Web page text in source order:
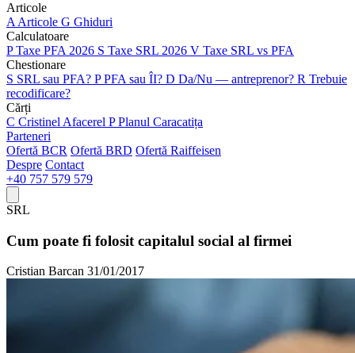
Articole
A Articole G Ghiduri
Calculatoare
PTaxe PFA 2026 S Taxe SRL 2026 V Taxe SRL vs PFA
Chestionare
S SRL sau PFA? PPFA sau ÎI? D Da/Nu — antreprenor? R Trebuie
recodificare?
Cărți
C Cristinel Afacerel PPlanul Caracatița
Parteneri
Ofertă BCR Ofertă BRD Ofertă Raiffeisen
Despre Contact
+40 757 579 579
SRL
Cum poate fi folosit capitalul social al firmei
Cristian Barcan 31/01/2017